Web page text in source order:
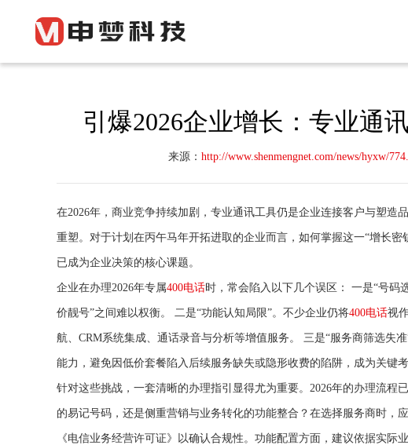
引爆2026企业增长：专业通
来源： http://www.shenmengnet.com/news/hyxw/
在2026年，商业竞争持续加剧，专业通讯工具仍是企业连接客户与塑造
重塑。对于计划在丙午马年开拓进取的企业而言，如何掌握这一“增长
已成为企业决策的核心课题。
企业在办理2026年专属400电话时，常会陷入以下几个误区： 一是“号码
价靓号”之间难以权衡。 二是“功能认知局限”。不少企业仍将400电话视
航、CRM系统集成、通话录音与分析等增值服务。 三是“服务商筛选失
能力，避免因低价套餐陷入后续服务缺失或隐形收费的陷阱，成为关键考
针对这些挑战，一套清晰的办理指引显得尤为重要。2026年的办理流
的易记号码，还是侧重营销与业务转化的功能整合？在选择服务商时
《电信业务经营许可证》以确认合规性。功能配置方面，建议依据实